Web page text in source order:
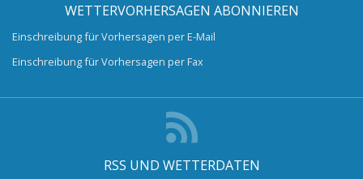
WETTERVORHERSAGEN ABONNIEREN
Einschreibung für Vorhersagen per E-Mail
Einschreibung für Vorhersagen per Fax
RSS UND WETTERDATEN